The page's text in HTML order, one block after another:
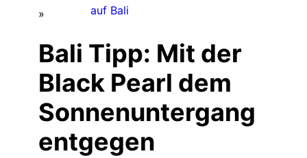
»
auf Bali
Bali Tipp: Mit der
Black Pearl dem
Sonnenuntergang
entgegen